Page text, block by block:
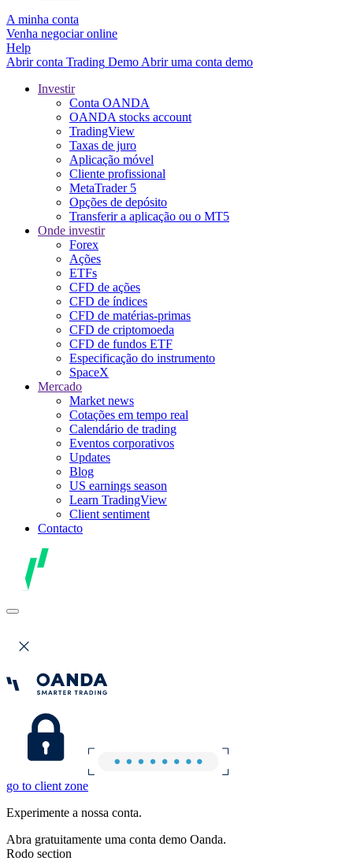
A minha conta
Venha negociar online
Help
Abrir conta Trading Demo Abrir uma conta demo
Investir
Conta OANDA
OANDA stocks account
TradingView
Taxas de juro
Aplicação móvel
Cliente profissional
MetaTrader 5
Opções de depósito
Transferir a aplicação ou o MT5
Onde investir
Forex
Ações
ETFs
CFD de ações
CFD de índices
CFD de matérias-primas
CFD de criptomoeda
CFD de fundos ETF
Especificação do instrumento
SpaceX
Mercado
Market news
Cotações em tempo real
Calendário de trading
Eventos corporativos
Updates
Blog
US earnings season
Learn TradingView
Client sentiment
Contacto
go to client zone
Experimente a nossa conta.
Abra gratuitamente uma conta demo Oanda.
Rodo section